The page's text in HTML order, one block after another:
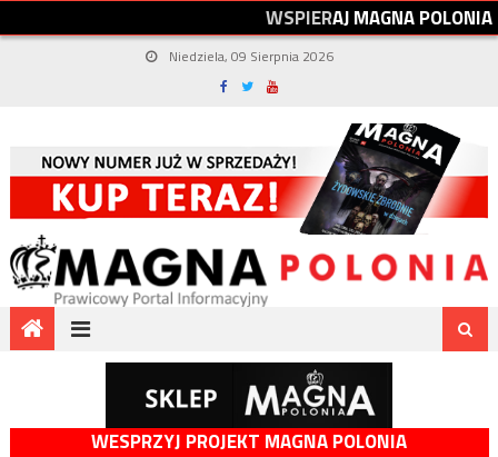
WSPIERAJMAGNAPOLONIA
Niedziela, 09 Sierpnia 2026
WESPRZYJ PROJEKT MAGNA POLONIA